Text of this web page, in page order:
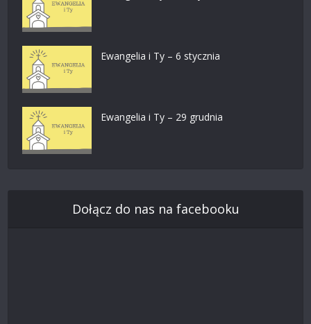
Ewangelia i Ty – 6 stycznia
Ewangelia i Ty – 29 grudnia
Dołącz do nas na facebooku